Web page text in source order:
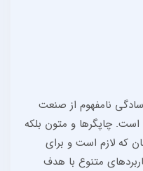
نامفهوم از صنعت
است. چاپگرها و متون بلکه
که لازم است و برای
متنوع با هدف